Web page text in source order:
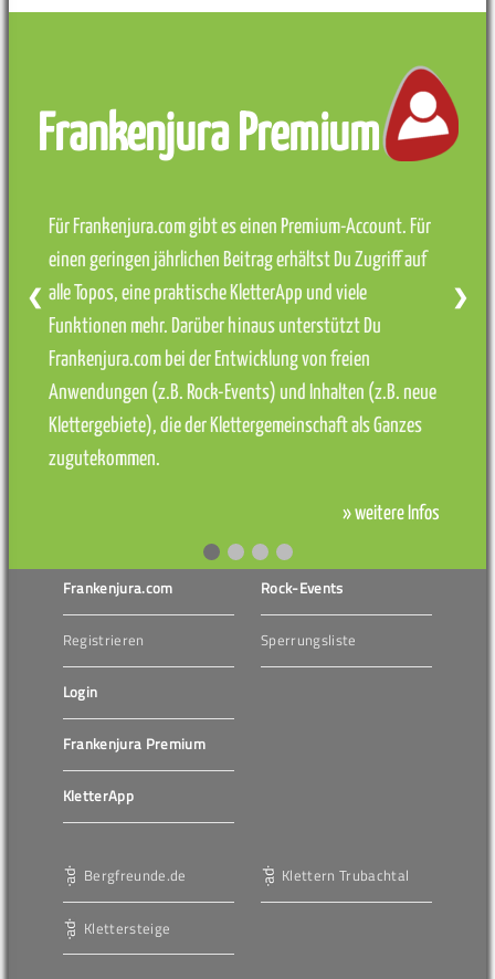
Frankenjura Premium
Für Frankenjura.com gibt es einen Premium-Account. Für
einen geringen jährlichen Beitrag erhältst Du Zugriff auf
alle Topos, eine praktische KletterApp und viele
Funktionen mehr. Darüber hinaus unterstützt Du
Frankenjura.com bei der Entwicklung von freien
Anwendungen (z.B. Rock-Events) und Inhalten (z.B. neue
Klettergebiete), die der Klettergemeinschaft als Ganzes
zugutekommen.
» weitere Infos
❮ ❯
Frankenjura.com
Registrieren
Login
Frankenjura Premium
KletterApp
Rock-Events
Sperrungsliste
Bergfreunde.de
Klettersteige
Klettern Trubachtal